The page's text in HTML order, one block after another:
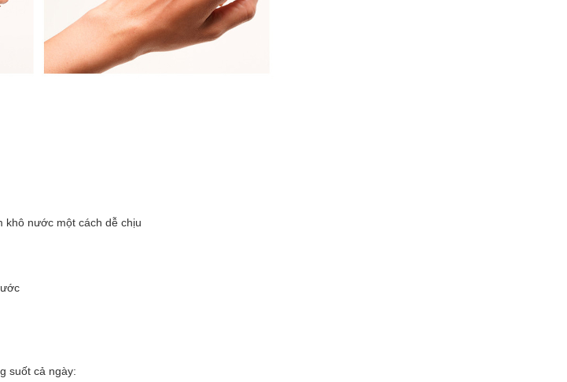
khô nước một cách dễ chịu
suốt cả ngày: